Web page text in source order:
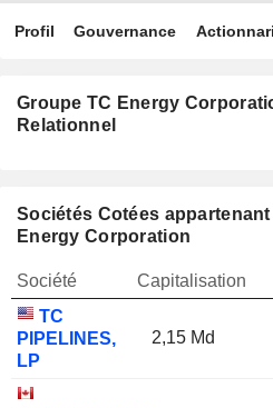
Profil Gouvernance
Groupe TC Energy
Relationnel
Sociétés Cotées
Energy Corporation
Société Capitalisation
TC
PIPELINES,
LP
2,15 Md